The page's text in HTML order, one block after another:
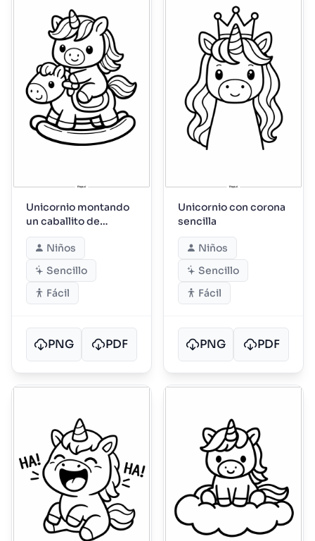
Unicornio montando
un caballito de
juguete
Niños
Sencillo
Fácil
PNG PDF
Unicornio con corona
sencilla
Niños
Sencillo
Fácil
PNG PDF